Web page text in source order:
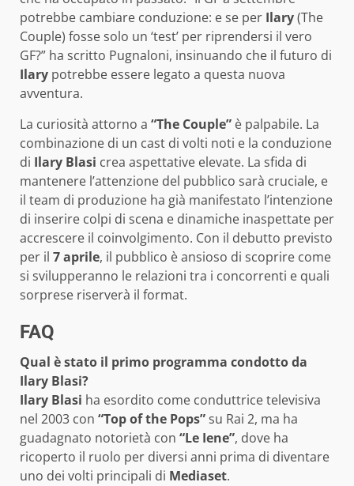
potrebbe cambiare conduzione: e se per Ilary(The
Couple) fosse solo un ‘test’ per riprendersi il vero
GF?” ha scritto Pugnaloni, insinuando che il futuro di
Ilary potrebbe essere legato a questa nuova
avventura.
La curiosità attorno a “The Couple” è palpabile. La
combinazione di un cast di volti noti e la conduzione
di Ilary Blasi crea aspettative elevate. La sfida di
mantenere l’attenzione del pubblico sarà cruciale, e
il team di produzione ha già manifestato l’intenzione
di inserire colpi di scena e dinamiche inaspettate per
accrescere il coinvolgimento. Con il debutto previsto
per il 7 aprile, il pubblico è ansioso di scoprire come
si svilupperanno le relazioni tra i concorrenti e quali
sorprese riserverà il format.
FAQ
Qual è stato il primo programma condotto da
Ilary Blasi?
Ilary Blasi ha esordito come conduttrice televisiva
nel 2003 con “Top of the Pops”su Rai 2, ma ha
guadagnato notorietà con “Le Iene”, dove ha
ricoperto il ruolo per diversi anni prima di diventare
uno dei volti principali di Mediaset.